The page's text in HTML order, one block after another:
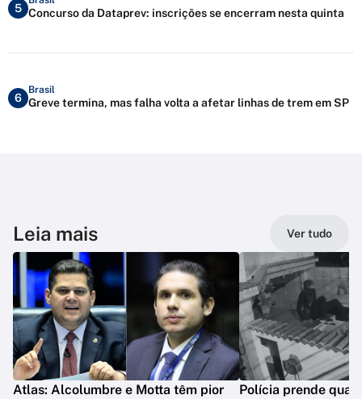
5 Concurso da Dataprev: inscrições se encerram nesta quinta
6
Brasil
Greve termina, mas falha volta a afetar linhas de trem em SP
Leia mais Ver tudo
Atlas: Alcolumbre e Motta têm pior
Polícia prende